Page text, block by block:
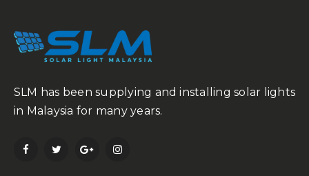
SLM has been supplying and installing solar lights
in Malaysia for many years.